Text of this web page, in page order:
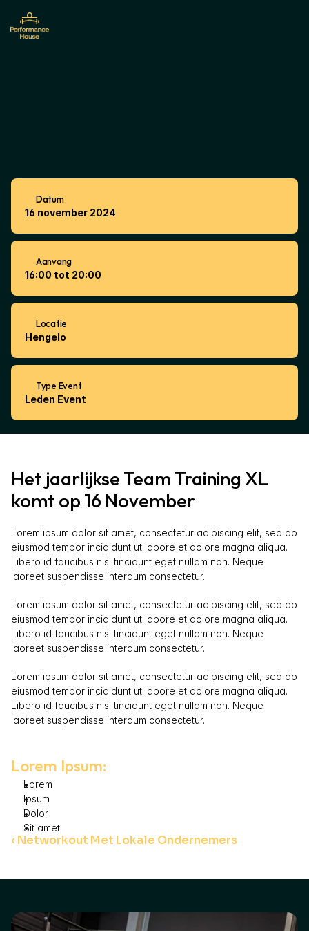
TeamTrainingXL
Datum
16 november 2024
Aanvang
16:00 tot 20:00
Locatie
Hengelo
Type Event
Leden Event
Het jaarlijkse Team Training XL
komt op 16 November
Lorem ipsum dolor sit amet, consectetur adipiscing elit, sed do
eiusmod tempor incididunt ut labore et dolore magna aliqua.
Libero id faucibus nisl tincidunt eget nullam non. Neque
laoreet suspendisse interdum consectetur.
Lorem ipsum dolor sit amet, consectetur adipiscing elit, sed do
eiusmod tempor incididunt ut labore et dolore magna aliqua.
Libero id faucibus nisl tincidunt eget nullam non. Neque
laoreet suspendisse interdum consectetur.
Lorem ipsum dolor sit amet, consectetur adipiscing elit, sed do
eiusmod tempor incididunt ut labore et dolore magna aliqua.
Libero id faucibus nisl tincidunt eget nullam non. Neque
laoreet suspendisse interdum consectetur.
Lorem Ipsum:
Lorem
Ipsum
Dolor
Sit amet
‹ Networkout Met Lokale Ondernemers